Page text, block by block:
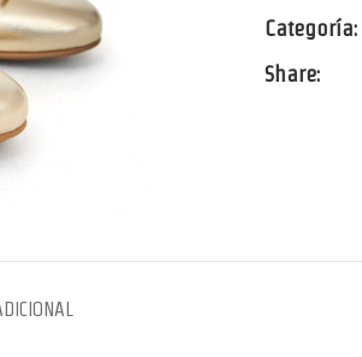
Categoría:
Share: